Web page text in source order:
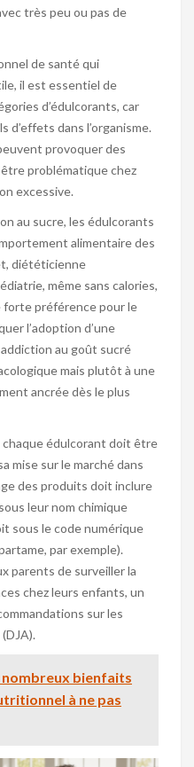
très peu ou pas de
de santé qui
il est essentiel de
d’édulcorants, car
d’effets dans l’organisme.
provoquer des
problématique chez
excessive.
au sucre, les édulcorants
alimentaire des
diététicienne
même sans calories,
préférence pour le
l’adoption d’une
au goût sucré
mais plutôt à une
ancrée dès le plus
édulcorant doit être
mise sur le marché dans
des produits doit inclure
leur nom chimique
sous le code numérique
par exemple).
parents de surveiller la
chez leurs enfants, un
sur les
bienfaits
à ne pas